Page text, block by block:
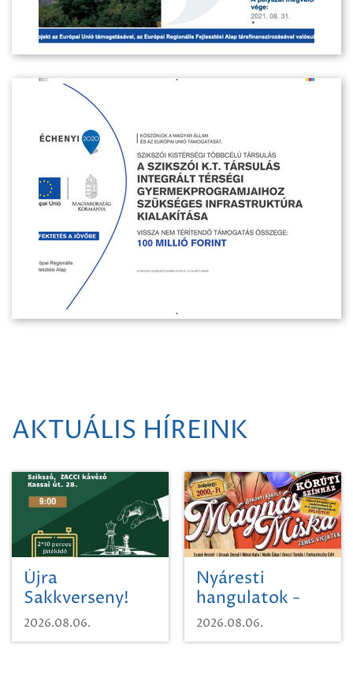
AKTUÁLIS HÍREINK
Újra
Sakkverseny!
2026.08.06.
Nyáresti
hangulatok -
Mágnás Miska
2026.08.06.